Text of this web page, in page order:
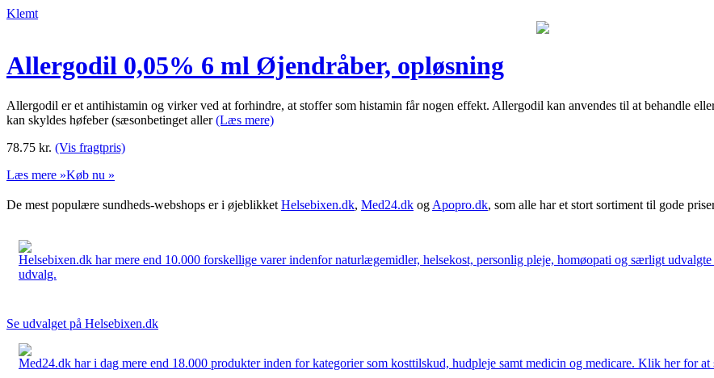
Klemt
Allergodil 0,05% 6 ml Øjendråber, opløsning
Allergodil er et antihistamin og virker ved at forhindre, at stoffer som histamin får nogen effekt. Allergodil kan anvendes til at behandle
kan skyldes høfeber (sæsonbetinget aller(Læs mere)
78.75 kr. (Vis fragtpris)
Læs mere »Køb nu »
De mest populære sundheds-webshops er i øjeblikket Helsebixen.dk, Med24.dk og Apopro.dk, som alle har et stort sortiment til gode
Helsebixen.dk har mere end 10.000 forskellige varer indenfor naturlægemidler, helsekost, personlig pleje, homøopati og særligt
udvalg.
Se udvalget på Helsebixen.dk
Med24.dk har i dag mere end 18.000 produkter inden for kategorier som kosttilskud, hudpleje samt medicin og medicare. Klik her for at